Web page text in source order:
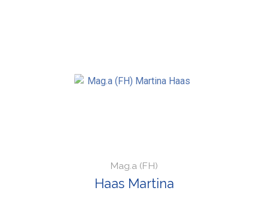
Mag.a (FH)
Haas Martina